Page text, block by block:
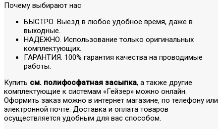
Почему выбирают нас
БЫСТРО. Выезд в любое удобное время, даже в
выходные.
НАДЕЖНО. Использование только оригинальных
комплектующих.
ГАРАНТИЯ. 100% гарантия качества на проводимые
работы.
Купить см. полифосфатная засыпка, а также другие
комплектующие к системам «Гейзер» можно онлайн.
Оформить заказ можно в интернет магазине, по телефону или
электронной почте. Доставка и оплата товаров
осуществляется удобным для вас способом.